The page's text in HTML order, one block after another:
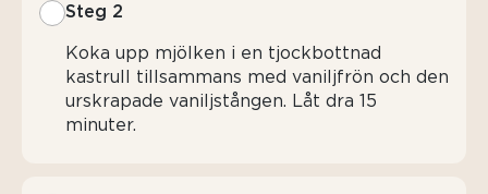
Steg 2
Koka upp mjölken i en tjockbottnad
kastrull tillsammans med vaniljfrön och den
urskrapade vaniljstången. Låt dra 15
minuter.